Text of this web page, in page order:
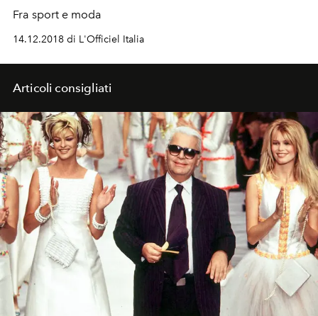
Fra sport e moda
14.12.2018 di L'Officiel Italia
Articoli consigliati